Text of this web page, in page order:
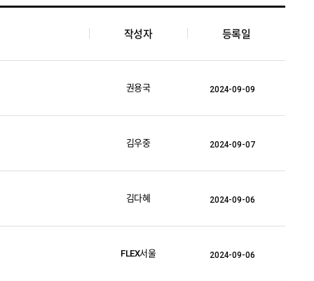
작성자 등록일
권용국 2024-09-09
김우중 2024-09-07
김다혜 2024-09-06
FLEX서울 2024-09-06